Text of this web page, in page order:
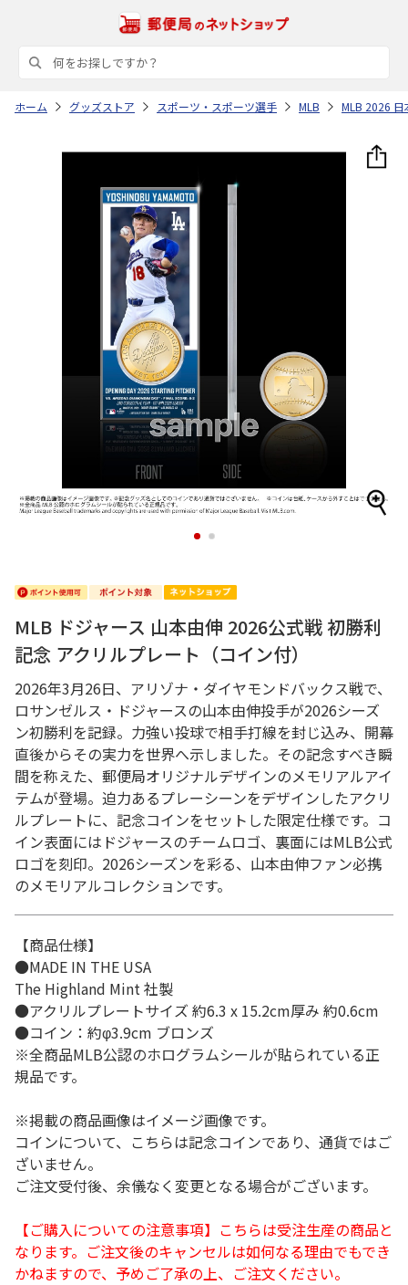
ホーム グッズストア スポーツ・スポーツ選手 MLB MLB 2026
1 2
MLB ドジャース 山本由伸 2026公式戦 初勝利
記念 アクリルプレート（コイン付）
2026年3月26日、アリゾナ・ダイヤモンドバックス戦で、
ロサンゼルス・ドジャースの山本由伸投手が2026シーズ
ン初勝利を記録。力強い投球で相手打線を封じ込み、開幕
直後からその実力を世界へ示しました。その記念すべき瞬
間を称えた、郵便局オリジナルデザインのメモリアルアイ
テムが登場。迫力あるプレーシーンをデザインしたアクリ
ルプレートに、記念コインをセットした限定仕様です。コ
イン表面にはドジャースのチームロゴ、裏面にはMLB公式
ロゴを刻印。2026シーズンを彩る、山本由伸ファン必携
のメモリアルコレクションです。
【商品仕様】
●MADE IN THE USA
The Highland Mint 社製
●アクリルプレートサイズ 約6.3 x 15.2cm厚み 約0.6cm
●コイン：約φ3.9cm ブロンズ
※全商品MLB公認のホログラムシールが貼られている正
規品です。
※掲載の商品画像はイメージ画像です。
コインについて、こちらは記念コインであり、通貨ではご
ざいません。
ご注文受付後、余儀なく変更となる場合がございます。
【ご購入についての注意事項】こちらは受注生産の商品と
なります。ご注文後のキャンセルは如何なる理由でもでき
かねますので、予めご了承の上、ご注文ください。